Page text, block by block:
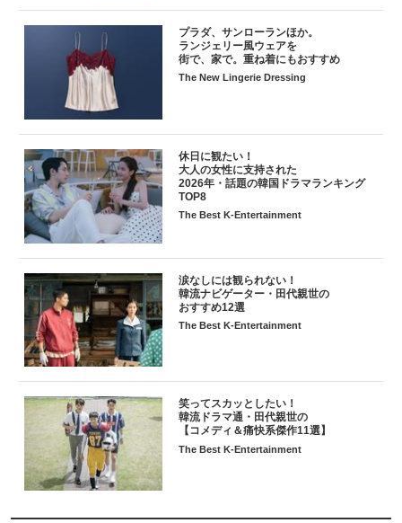
プラダ、サンローランほか。
ランジェリー風ウェアを
街で、家で。重ね着にもおすすめ
The New Lingerie Dressing
休日に観たい！
大人の女性に支持された
2026年・話題の韓国ドラマランキング
TOP8
The Best K-Entertainment
涙なしには観られない！
韓流ナビゲーター・田代親世の
おすすめ12選
The Best K-Entertainment
笑ってスカッとしたい！
韓流ドラマ通・田代親世の
【コメディ＆痛快系傑作11選】
The Best K-Entertainment